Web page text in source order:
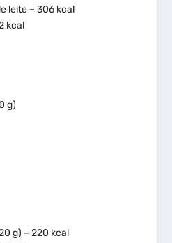
leite – 306 kcal
kcal
g)
g) – 220 kcal